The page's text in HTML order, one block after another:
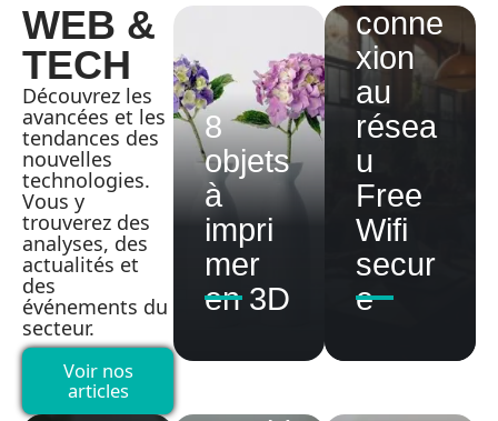
WEB &
TECH
Découvrez les
avancées et les
tendances des
nouvelles
technologies.
Vous y
trouverez des
analyses, des
actualités et
des
événements du
secteur.
Voir nos
articles
8
objets
à
impri
mer
en 3D
conne
xion
au
résea
u
Free
Wifi
secur
e
Com
ment
config
urer
Buzz